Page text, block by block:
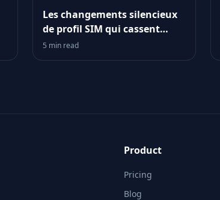
Les changements silencieux
de profil SIM qui cassent
votre logique de routage
5 min read
Product
Pricing
Blog